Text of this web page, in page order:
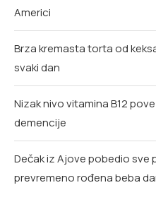
Americi
Brza kremasta torta od
svaki dan
Nizak nivo vitamina B12
demencije
Dečak iz Ajove pobedio sve
prevremeno rođena beba